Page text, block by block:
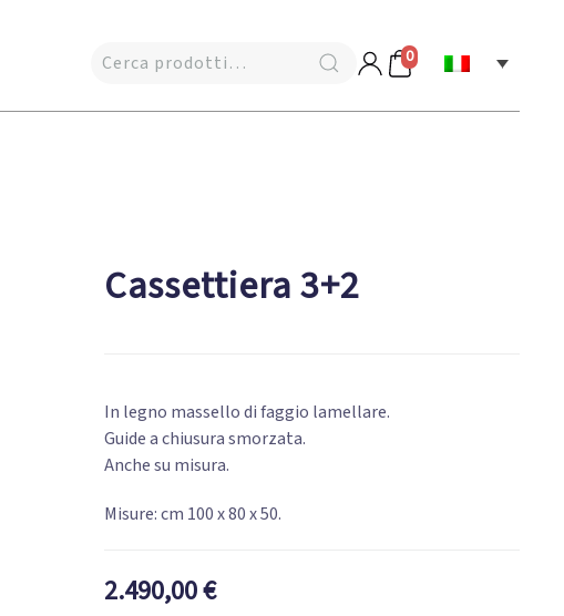
0
Cassettiera 3+2
In legno massello di faggio lamellare.
Guide a chiusura smorzata.
Anche su misura.
Misure: cm 100 x 80 x 50.
2.490,00€